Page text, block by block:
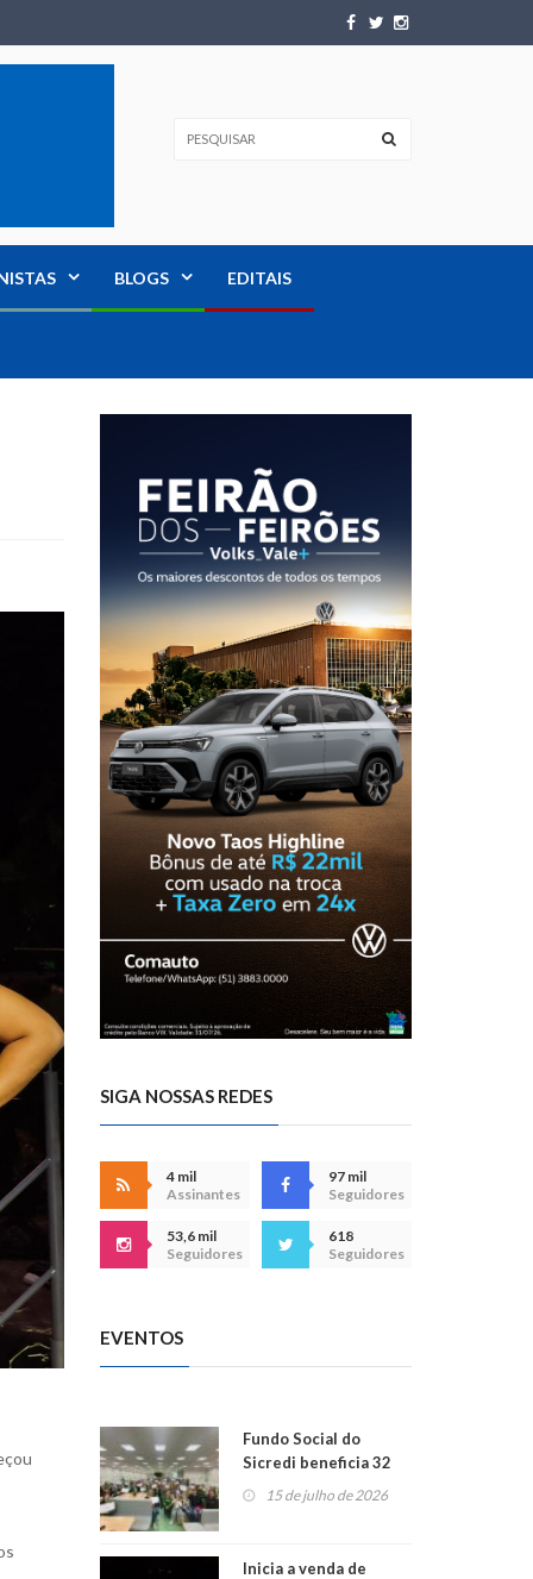
BLOGS EDITAIS
SIGA NOSSAS REDES
4 mil
Assinantes
97 mil
Seguidores
53,6 mil
Seguidores
618
Seguidores
EVENTOS
Fundo Social do
Sicredi beneficia 32
projetos em
15 de julho de 2026
Inicia a venda de